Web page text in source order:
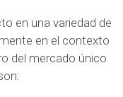
en una variedad de
en el contexto
del mercado único